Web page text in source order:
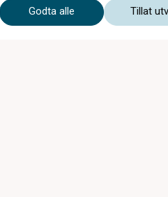
Godta alle Tillat